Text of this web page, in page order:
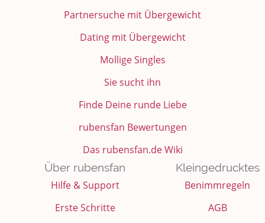
Partnersuche mit Übergewicht
Dating mit Übergewicht
Mollige Singles
Sie sucht ihn
Finde Deine runde Liebe
rubensfan Bewertungen
Das rubensfan.de Wiki
Über rubensfan
Hilfe & Support
Erste Schritte
Kleingedrucktes
Benimmregeln
AGB